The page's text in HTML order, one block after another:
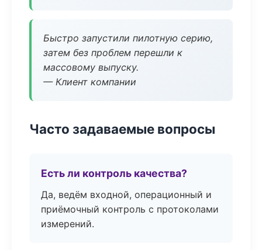
Быстро запустили пилотную серию,
затем без проблем перешли к
массовому выпуску.
— Клиент компании
Часто задаваемые вопросы
Есть ли контроль качества?
Да, ведём входной, операционный и
приёмочный контроль с протоколами
измерений.